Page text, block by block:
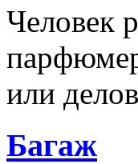
Человек
или
Багаж